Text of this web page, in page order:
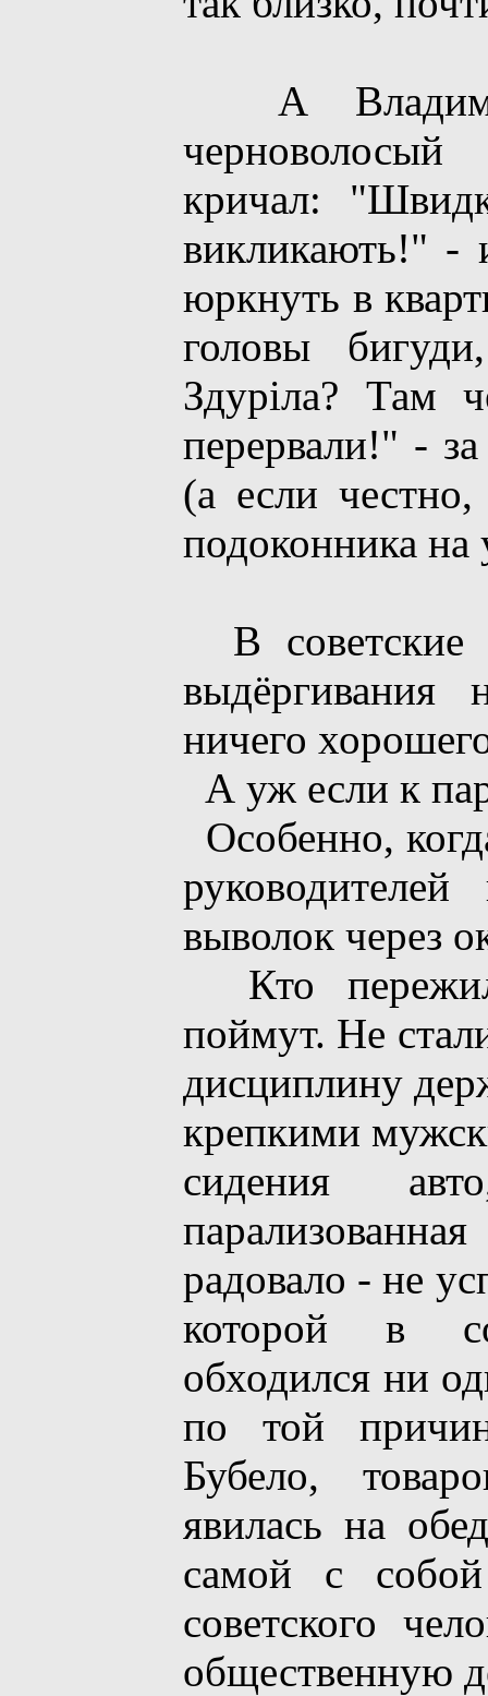
А
кричал:
викликають!" -
юркнуть в
головы
Здуріла? Там
перервали!" -
(а если
подоконника на
В советские
выдёргивания
ничего
А уж если к
Особенно,
выволок через
Кто пережил
поймут. Не
дисциплину
крепкими
сидения
радовало - не
которой в
обходился ни
по той
Бубело,
явилась на
самой с собой
советского
общественную